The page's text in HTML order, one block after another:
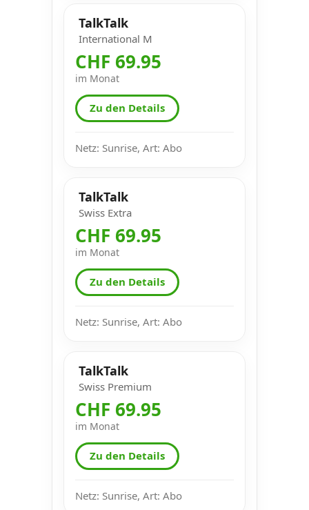
TalkTalk
International M
CHF 69.95
im Monat
Zu den Details
Netz: Sunrise, Art: Abo
TalkTalk
Swiss Extra
CHF 69.95
im Monat
Zu den Details
Netz: Sunrise, Art: Abo
TalkTalk
Swiss Premium
CHF 69.95
im Monat
Zu den Details
Netz: Sunrise, Art: Abo